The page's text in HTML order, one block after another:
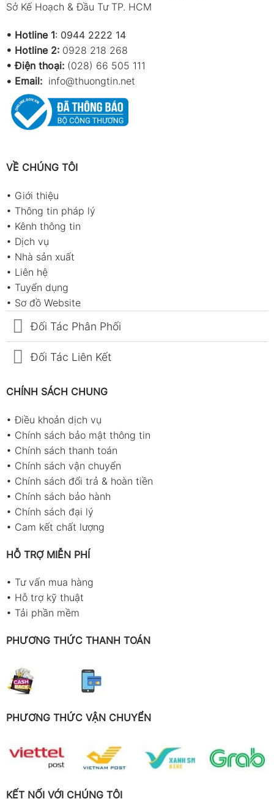
Sở Kế Hoạch & Đầu Tư TP. HCM
• Hotline 1: 0944 2222 14
• Hotline 2: 0928 218 268
• Điện thoại: (028) 66 505 111
• Email: info@thuongtin.net
VỀ CHÚNG TÔI
• Giới thiệu
• Thông tin pháp lý
• Kênh thông tin
• Dịch vụ
• Nhà sản xuất
• Liên hệ
• Tuyển dụng
• Sơ đồ Website
Đối Tác Phân Phối
Đối Tác Liên Kết
CHÍNH SÁCH CHUNG
•Điều khoản dịch vụ
• Chính sách bảo mật thông tin
• Chính sách thanh toán
• Chính sách vận chuyển
• Chính sách đổi trả & hoàn tiền
• Chính sách bảo hành
• Chính sách đại lý
• Cam kết chất lượng
HỖ TRỢ MIỄN PHÍ
• Tư vấn mua hàng
• Hỗ trợ kỹ thuật
• Tải phần mềm
PHƯƠNG THỨC THANH TOÁN
PHƯƠNG THỨC VẬN CHUYỂN
KẾT NỐI VỚI CHÚNG TÔI